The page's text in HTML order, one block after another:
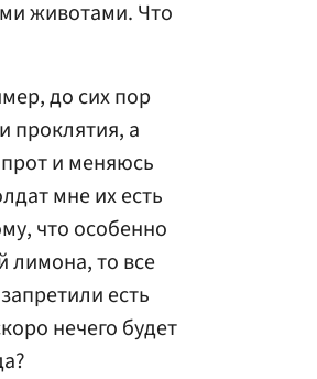
животами. Что
до сих пор
проклятия, а
и меняюсь
мне их есть
что особенно
лимона, то все
есть
нечего будет